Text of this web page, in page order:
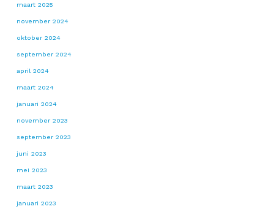
maart 2025
november 2024
oktober 2024
september 2024
april 2024
maart 2024
januari 2024
november 2023
september 2023
juni 2023
mei 2023
maart 2023
januari 2023